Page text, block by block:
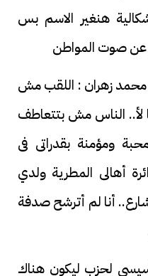
هنغير الاسم بس
عن صوت المواطن
محمد زهران : اللقب مش
لأ.. الناس مش بتتعاطف
ومؤمنة بقدراتى فى
أهالى المطرية ولدي
أنا لم أترشح صدفة
لحزب ليكون هناك